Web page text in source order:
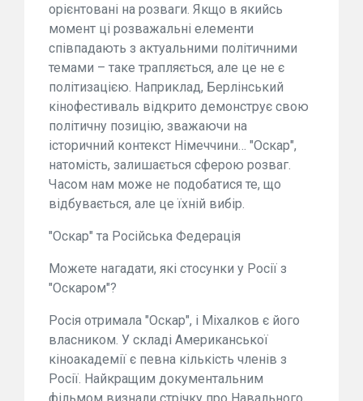
орієнтовані на розваги. Якщо в якийсь
момент ці розважальні елементи
співпадають з актуальними політичними
темами – таке трапляється, але це не є
політизацією. Наприклад, Берлінський
кінофестиваль відкрито демонструє свою
політичну позицію, зважаючи на
історичний контекст Німеччини… "Оскар",
натомість, залишається сферою розваг.
Часом нам може не подобатися те, що
відбувається, але це їхній вибір.
"Оскар" та Російська Федерація
Можете нагадати, які стосунки у Росії з
"Оскаром"?
Росія отримала "Оскар", і Міхалков є його
власником. У складі Американської
кіноакадемії є певна кількість членів з
Росії. Найкращим документальним